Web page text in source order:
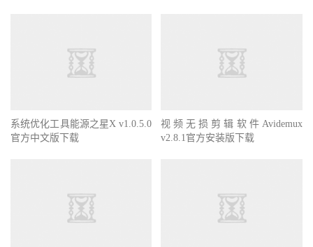
系统优化工具能源之星X v1.0.5.0
官方中文版下载
视频无损剪辑软件Avidemux
v2.8.1官方安装版下载